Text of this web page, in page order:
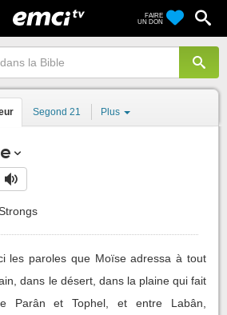
FAIRE
UN DON
Segond 21 Plus
les paroles que Moïse adressa à tout
dans le désert, dans la plaine qui fait
Parân et Tophel, et entre Labân,